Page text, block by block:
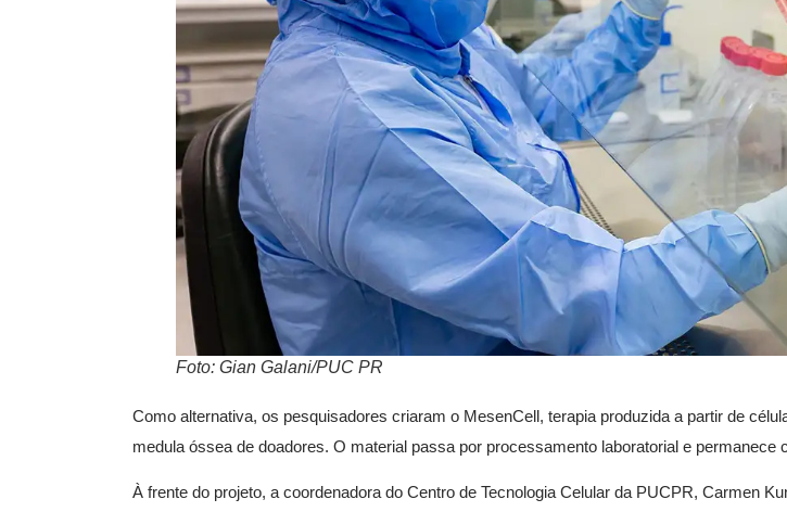
Foto: Gian Galani/PUC PR
Como alternativa, os pesquisadores criaram o MesenCell, terapia produzida a partir de
medula óssea de doadores. O material passa por processamento laboratorial e permanece
À frente do projeto, a coordenadora do Centro de Tecnologia Celular da PUCPR, Carmen